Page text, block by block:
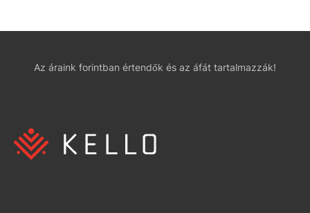
Az áraink forintban értendők és az áfát tartalmazzák!